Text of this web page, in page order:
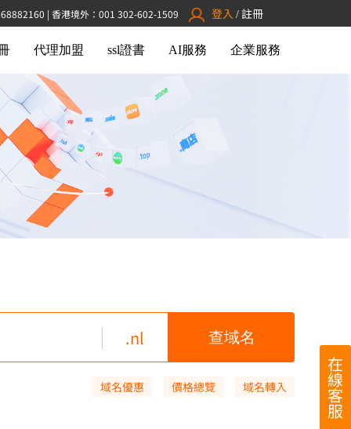
| 香港境外：001 302-602-1509 登入 / 註冊
在
線
客
服
代理加盟 ssl證書 AI服務 企業服務
.nl
域名優惠 價格總覽 域名轉入